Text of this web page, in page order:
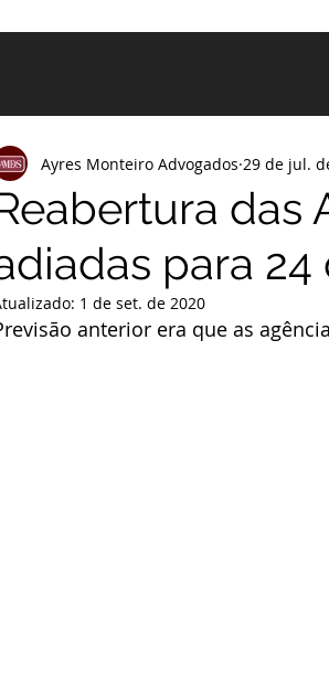
das
para
Ayres Monteiro Advogados 29 de jul.
1 de set. de 2020
anterior era que as